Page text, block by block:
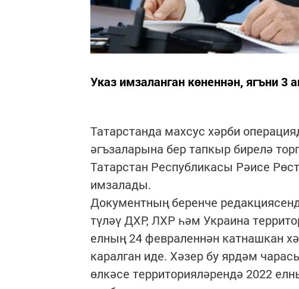
Указ имзаланган көненнән, ягъни 3
Татарстанда махсус хәрби
әгъзаларына бер тапкыр бирелә
Татарстан Республикасы Рәисе
имзалады.
Документның беренче
түләү ДХР, ЛХР һәм Украина
елның 24 февраленнән катнашкан
каралган иде. Хәзер бу ярдәм
өлкәсе территорияләрендә 2022